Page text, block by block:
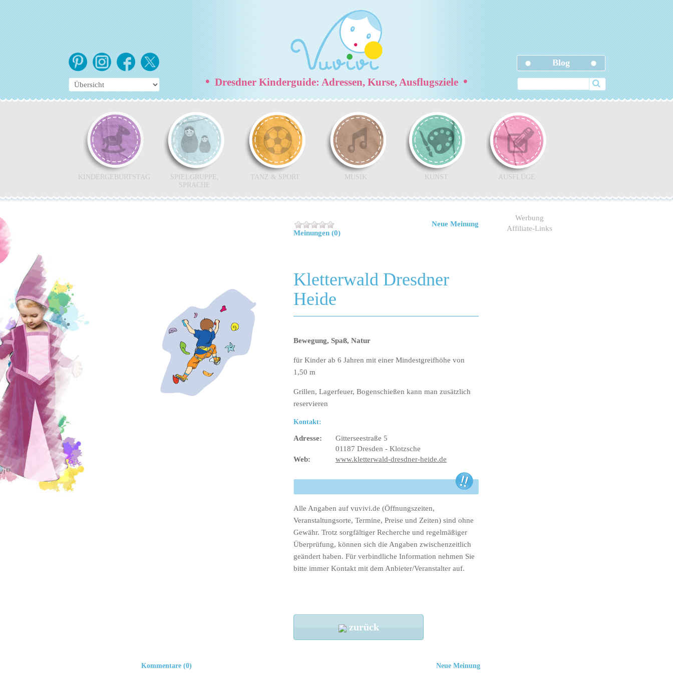
Blog
•Dresdner Kinderguide: Adressen, Kurse, Ausflugsziele•
KINDERGEBURTSTAG
SPIELGRUPPE,
SPRACHE
TANZ & SPORT MUSIK KUNST AUSFLÜGE
Meinungen (0)
Neue Meinung
Kletterwald Dresdner
Heide
Bewegung, Spaß, Natur
für Kinder ab 6 Jahren mit einer Mindestgreifhöhe von
1,50 m
Grillen, Lagerfeuer, Bogenschießen kann man zusätzlich
reservieren
Kontakt:
Adresse:
Gitterseestraße 5
01187 Dresden - Klotzsche
Web:
www.kletterwald-dresdner-heide.de
Alle Angaben auf vuvivi.de (Öffnungszeiten,
Veranstaltungsorte, Termine, Preise und Zeiten) sind ohne
Gewähr. Trotz sorgfältiger Recherche und regelmäßiger
Überprüfung, können sich die Angaben zwischenzeitlich
geändert haben. Für verbindliche Information nehmen Sie
bitte immer Kontakt mit dem Anbieter/Veranstalter auf.
zurück
Neue Meinung
Kommentare (0)
Werbung
Affiliate-Links